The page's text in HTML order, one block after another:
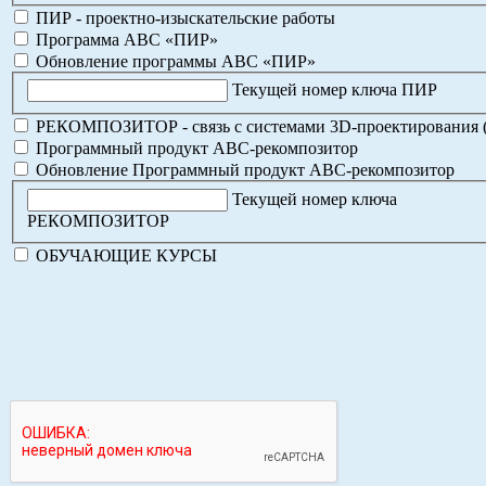
ПИР - проектно-изыскательские работы
Программа АВС «ПИР»
Обновление программы АВС «ПИР»
Текущей номер ключа ПИР
РЕКОМПОЗИТОР - связь с системами 3D-проектирования
Программный продукт АВС-рекомпозитор
Обновление Программный продукт АВС-рекомпозитор
Текущей номер ключа
РЕКОМПОЗИТОР
ОБУЧАЮЩИЕ КУРСЫ